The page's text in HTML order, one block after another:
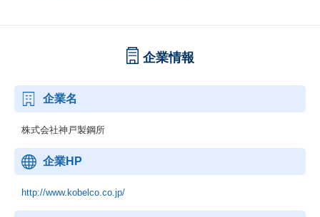
企業情報
企業名
株式会社神戸製鋼所
企業HP
http://www.kobelco.co.jp/